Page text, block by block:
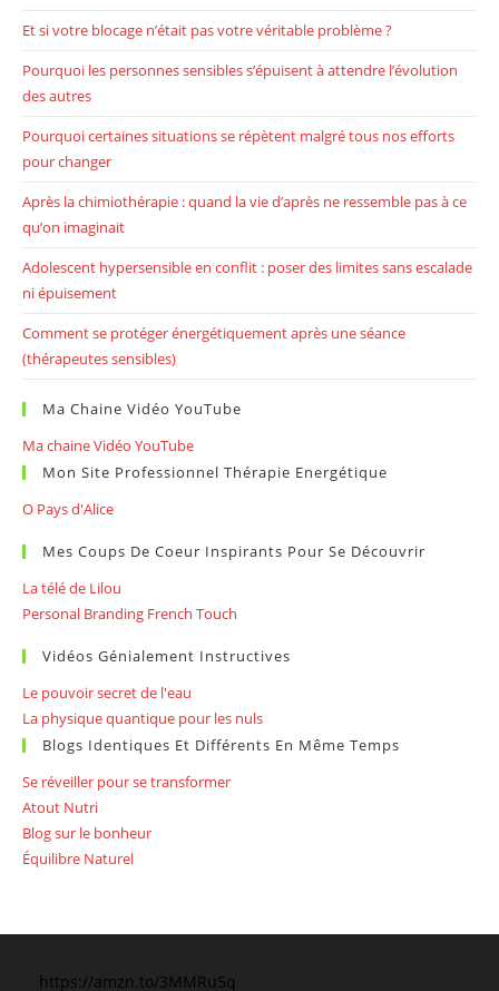
Et si votre blocage n’était pas votre véritable problème ?
Pourquoi les personnes sensibles s’épuisent à attendre l’évolution
des autres
Pourquoi certaines situations se répètent malgré tous nos efforts
pour changer
Après la chimiothérapie : quand la vie d’après ne ressemble pas à ce
qu’on imaginait
Adolescent hypersensible en conflit : poser des limites sans escalade
ni épuisement
Comment se protéger énergétiquement après une séance
(thérapeutes sensibles)
Ma Chaine Vidéo YouTube
Ma chaine Vidéo YouTube
Mon Site Professionnel Thérapie Energétique
O Pays d'Alice
Mes Coups De Coeur Inspirants Pour Se Découvrir
La télé de Lilou
Personal Branding French Touch
Vidéos Génialement Instructives
Le pouvoir secret de l'eau
La physique quantique pour les nuls
Blogs Identiques Et Différents En Même Temps
Se réveiller pour se transformer
Atout Nutri
Blog sur le bonheur
Équilibre Naturel
https://amzn.to/3MMRu5q